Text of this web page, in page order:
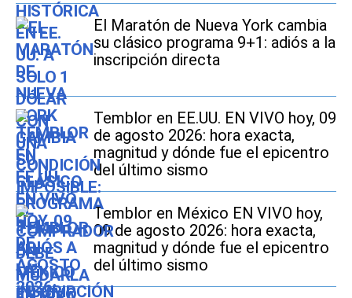
El Maratón de Nueva York cambia
su clásico programa 9+1: adiós a la
inscripción directa
Temblor en EE.UU. EN VIVO hoy, 09
de agosto 2026: hora exacta,
magnitud y dónde fue el epicentro
del último sismo
Temblor en México EN VIVO hoy,
09 de agosto 2026: hora exacta,
magnitud y dónde fue el epicentro
del último sismo